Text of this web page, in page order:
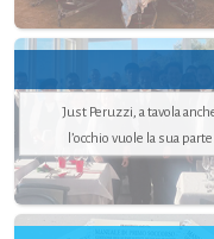
Just Peruzzi, a tavola
l’occhio vuole la sua parte